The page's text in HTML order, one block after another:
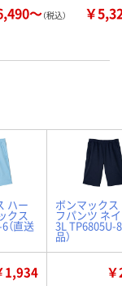
～（税込） ￥
ハー
クス
（直送
ボンマックス
フパンツ ネ
3L TP6805U-
品）
1,934